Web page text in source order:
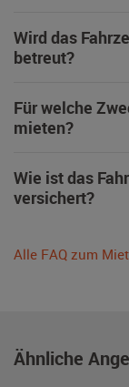
Wird das
betreut?
Für welche
mieten?
Wie ist das
versichert?
Alle FAQ zum
Ähnliche